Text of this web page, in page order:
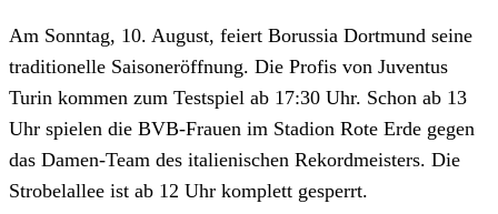
Am Sonntag, 10. August, feiert Borussia Dortmund seine
traditionelle Saisoneröffnung. Die Profis von Juventus
Turin kommen zum Testspiel ab 17:30 Uhr. Schon ab 13
Uhr spielen die BVB-Frauen im Stadion Rote Erde gegen
das Damen-Team des italienischen Rekordmeisters. Die
Strobelallee ist ab 12 Uhr komplett gesperrt.